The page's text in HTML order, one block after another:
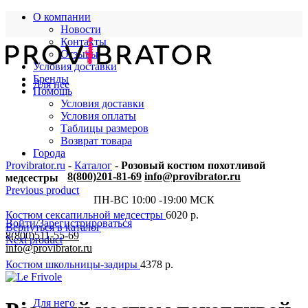
О компании
Новости
Контакты
Отзывы
Условия доставки
Бренды
Помощь
Условия доставки
Условия оплаты
Таблицы размеров
Возврат товара
Города
8(800)201-81-69 info@provibrator.ru
ПН-ВС 10:00 -19:00 МСК
Войти/Зарегистрироваться
8(800)511-55-69
info@provibrator.ru
Для нее
Для него
Provibrator.ru - Каталог - Розовый костюм похотливой
медсестры
Previous product
Костюм сексапильной медсестры 6020 р.
Вернуться в каталог
Next product
Костюм школьницы-задиры 4378 р.